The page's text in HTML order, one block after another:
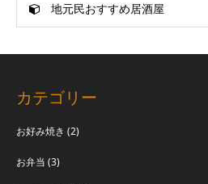
地元民おすすめ居酒屋
カテゴリー
お好み焼き (2)
お弁当 (3)